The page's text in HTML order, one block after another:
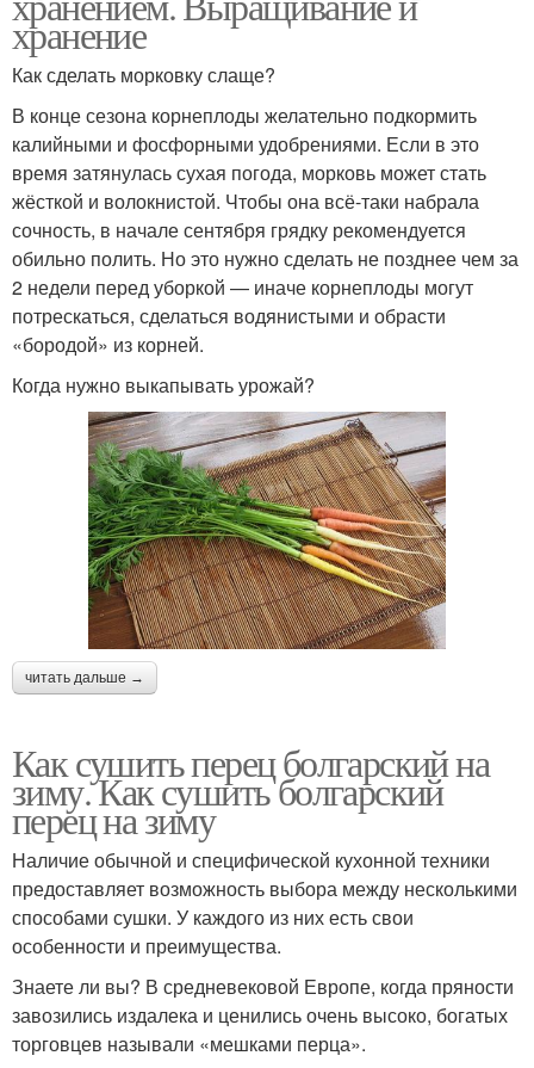
хранение
Как сделать морковку слаще?
В конце сезона корнеплоды желательно подкормить
калийными и фосфорными удобрениями. Если в это
время затянулась сухая погода, морковь может стать
жёсткой и волокнистой. Чтобы она всё-таки набрала
сочность, в начале сентября грядку рекомендуется
обильно полить. Но это нужно сделать не позднее чем за
2 недели перед уборкой — иначе корнеплоды могут
потрескаться, сделаться водянистыми и обрасти
«бородой» из корней.
Когда нужно выкапывать урожай?
читать дальше →
Как сушить перец болгарский на
зиму. Как сушить болгарский
перец на зиму
Наличие обычной и специфической кухонной техники
предоставляет возможность выбора между несколькими
способами сушки. У каждого из них есть свои
особенности и преимущества.
Знаете ли вы? В средневековой Европе, когда пряности
завозились издалека и ценились очень высоко, богатых
торговцев называли «мешками перца».